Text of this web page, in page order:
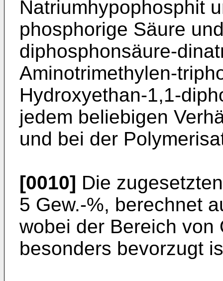
Natriumhypophosphit
phosphorige Säure
diphosphonsäure-
Aminotrimethylen-
Hydroxyethan-­1,1-
jedem beliebigen
und bei der
[0010] Die
5 Gew.-%, berechnet
wobei der Bereich von
besonders bevor­zugt